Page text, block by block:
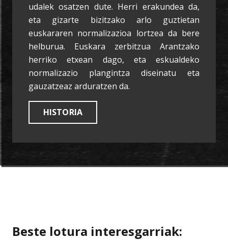
udalek osatzen dute. Herri erakundea da,
eta gizarte bizitzako arlo guztietan
euskararen normalizazioa lortzea da bere
helburua. Euskara zerbitzua Arantzako
herriko etxean dago, eta eskualdeko
normalizazio plangintza diseinatu eta
gauzatzeaz arduratzen da.
HISTORIA
Beste lotura interesgarriak: